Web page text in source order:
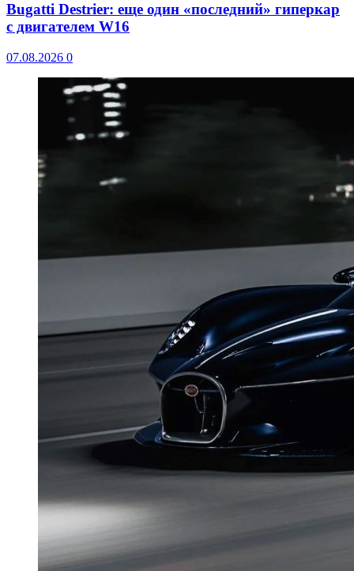
Bugatti Destrier: еще один «последний» гиперкар
с двигателем W16
07.08.2026 0